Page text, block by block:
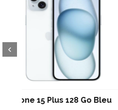
Apple MacBook Air